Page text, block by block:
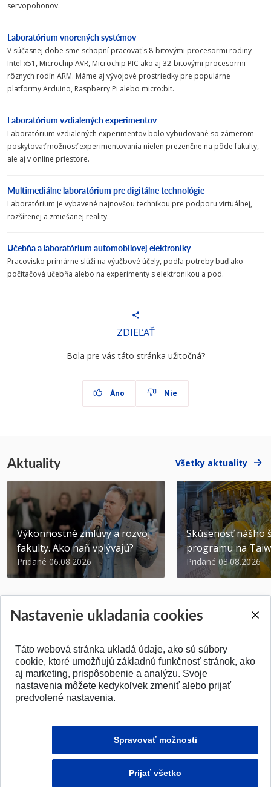
servopohonov.
Laboratórium vnorených systémov
V súčasnej dobe sme schopní pracovať s 8-bitovými procesormi rodiny
Intel x51, Microchip AVR, Microchip PIC ako aj 32-bitovými procesormi
rôznych rodín ARM. Máme aj vývojové prostriedky pre populárne
platformy Arduino, Raspberry Pi alebo micro:bit.
Laboratórium vzdialených experimentov
Laboratórium vzdialených experimentov bolo vybudované so zámerom
poskytovať možnosť experimentovania nielen prezenčne na pôde fakulty,
ale aj v online priestore.
Multimediálne laboratórium pre digitálne technológie
Laboratórium je vybavené najnovšou technikou pre podporu virtuálnej,
rozšírenej a zmiešanej reality.
Učebňa a laboratórium automobilovej elektroniky
Pracovisko primárne slúži na výučbové účely, podľa potreby buď ako
počítačová učebňa alebo na experimenty s elektronikou a pod.
ZDIEĽAŤ
Bola pre vás táto stránka užitočná?
Áno Nie
Aktuality Všetky aktuality
Výkonnostné zmluvy a rozvoj
fakulty. Ako naň vplývajú?
Pridané 06.08.2026
Skúsenosť nášho
programu na
Pridané 03.08.2026
SPÄŤ NA VRCH
Nastavenie ukladania cookies
Táto webová stránka ukladá údaje, ako sú súbory
cookie, ktoré umožňujú základnú funkčnosť stránok, ako
aj marketing, prispôsobenie a analýzu. Svoje
nastavenia môžete kedykoľvek zmeniť alebo prijať
predvolené nastavenia.
Spravovať možnosti
Prijať všetko